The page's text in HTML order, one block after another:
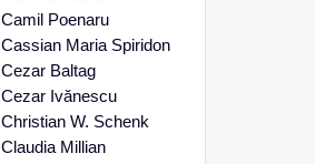
Camil Poenaru
Cassian Maria Spiridon
Cezar Baltag
Cezar Ivănescu
Christian W. Schenk
Claudia Millian